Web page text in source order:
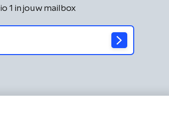
1 in jouw mailbox